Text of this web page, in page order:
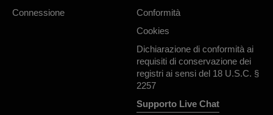
Connessione
Conformità
Cookies
Dichiarazione di conformità ai
requisiti di conservazione dei
registri ai sensi del 18 U.S.C. §
2257
Supporto Live Chat